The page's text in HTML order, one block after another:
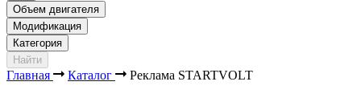
Объем двигателя
Модификация
Категория
Найти
Главная Каталог Реклама STARTVOLT